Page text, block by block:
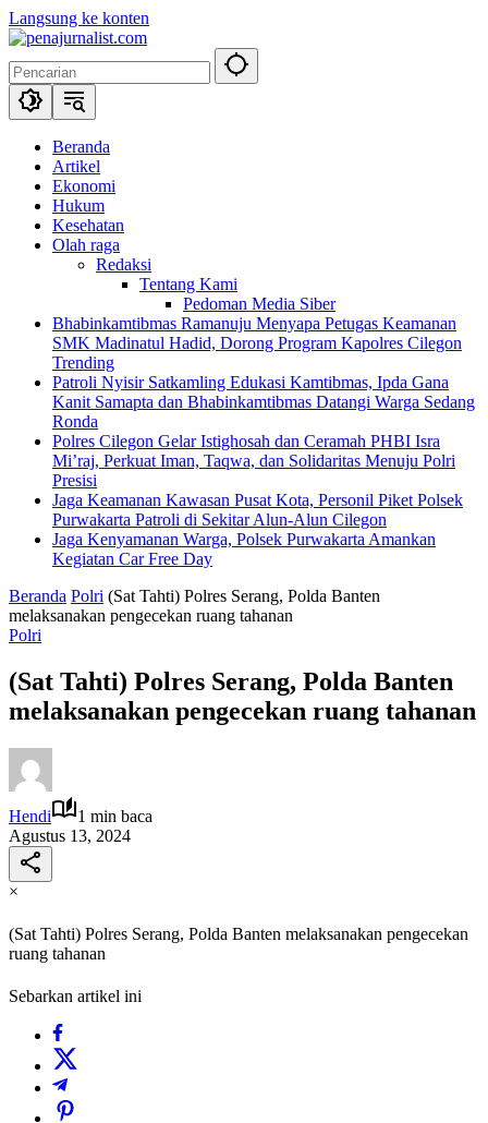
Langsung ke konten
Beranda
Artikel
Ekonomi
Hukum
Kesehatan
Olah raga
Redaksi
Tentang Kami
Pedoman Media Siber
Bhabinkamtibmas Ramanuju Menyapa Petugas Keamanan
SMK Madinatul Hadid, Dorong Program Kapolres Cilegon
Trending
Patroli Nyisir Satkamling Edukasi Kamtibmas, Ipda Gana
Kanit Samapta dan Bhabinkamtibmas Datangi Warga Sedang
Ronda
Polres Cilegon Gelar Istighosah dan Ceramah PHBI Isra
Mi’raj, Perkuat Iman, Taqwa, dan Solidaritas Menuju Polri
Presisi
Jaga Keamanan Kawasan Pusat Kota, Personil Piket Polsek
Purwakarta Patroli di Sekitar Alun-Alun Cilegon
Jaga Kenyamanan Warga, Polsek Purwakarta Amankan
Kegiatan Car Free Day
Beranda Polri (Sat Tahti) Polres Serang, Polda Banten
melaksanakan pengecekan ruang tahanan
Polri
(Sat Tahti) Polres Serang, Polda Banten
melaksanakan pengecekan ruang tahanan
Hendi
1 min baca
Agustus 13, 2024
×
(Sat Tahti) Polres Serang, Polda Banten melaksanakan pengecekan
ruang tahanan
Sebarkan artikel ini